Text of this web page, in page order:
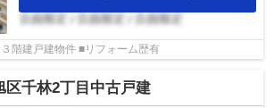
階建戸建物件 ■リフォーム歴有
区千林2丁目中古戸建